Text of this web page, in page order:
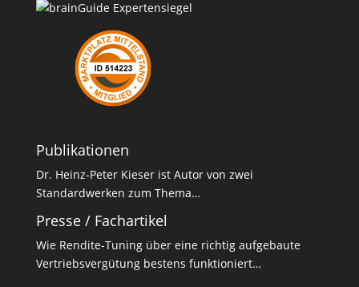
Publikationen
Dr. Heinz-Peter Kieser ist Autor von zwei
Standardwerken zum Thema…
Presse / Fachartikel
Wie Rendite-Tuning über eine richtig aufgebaute
Vertriebsvergütung bestens funktioniert…